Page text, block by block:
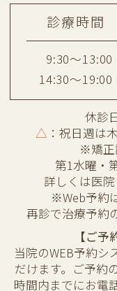
診療時間
9:30～13:00
14:30～19:00
休診
△ ：祝日週は
※矯正
第1水曜・
詳しくは医
※Web予約
再診で治療予約
【ご
当院のWEB予約シ
だけます。ご予約
時間内までにお電